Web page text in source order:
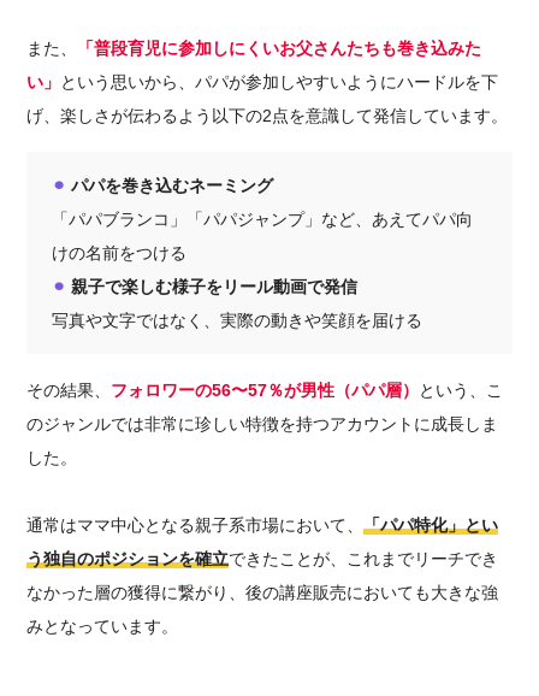
また、
「普段育児に参加しにくいお父さんたちも巻き込みた
い」 という思いから、パパが参加しやすいようにハードルを下
げ、楽しさが伝わるよう以下の2点を意識して発信しています。
⚫︎ パパを巻き込むネーミング
「パパブランコ」「パパジャンプ」など、あえてパパ向
けの名前をつける
⚫︎ 親子で楽しむ様子をリール動画で発信
写真や文字ではなく、実際の動きや笑顔を届ける
その結果、 フォロワーの56〜57％が男性（パパ層）
という、こ
のジャンルでは非常に珍しい特徴を持つアカウントに成長しま
した。
通常はママ中心となる親子系市場において、「パパ特化」とい
う独自のポジションを確立できたことが、これまでリーチでき
なかった層の獲得に繋がり、後の講座販売においても大きな強
みとなっています。